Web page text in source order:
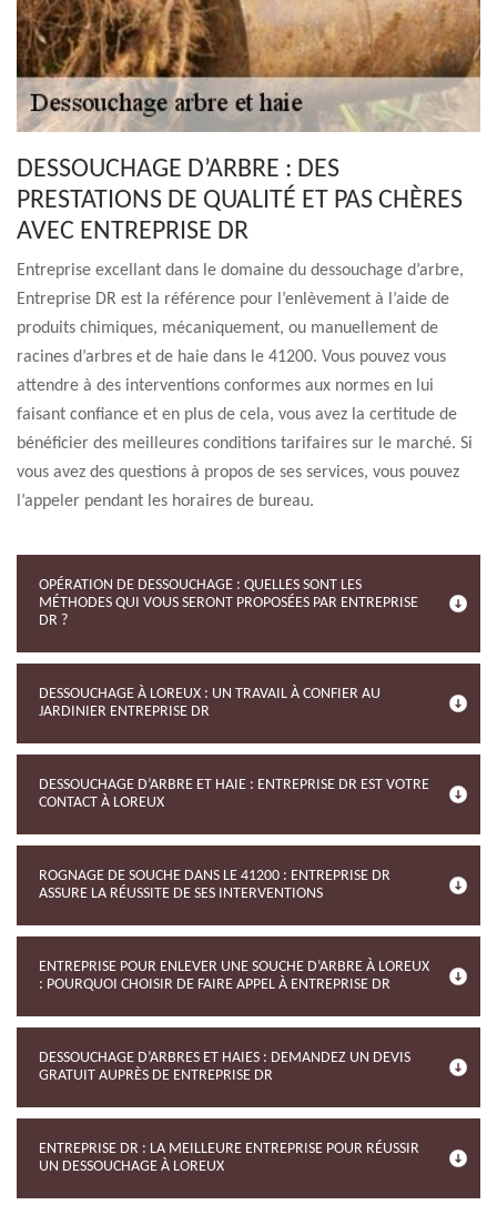
DESSOUCHAGE D’ARBRE : DES
PRESTATIONS DE QUALITÉ ET PAS CHÈRES
AVEC ENTREPRISE DR
Entreprise excellant dans le domaine du dessouchage d’arbre,
Entreprise DR est la référence pour l’enlèvement à l’aide de
produits chimiques, mécaniquement, ou manuellement de
racines d’arbres et de haie dans le 41200. Vous pouvez vous
attendre à des interventions conformes aux normes en lui
faisant confiance et en plus de cela, vous avez la certitude de
bénéficier des meilleures conditions tarifaires sur le marché. Si
vous avez des questions à propos de ses services, vous pouvez
l’appeler pendant les horaires de bureau.
OPÉRATION DE DESSOUCHAGE : QUELLES SONT LES
MÉTHODES QUI VOUS SERONT PROPOSÉES PAR ENTREPRISE
DR ?
DESSOUCHAGE À LOREUX : UN TRAVAIL À CONFIER AU
JARDINIER ENTREPRISE DR
DESSOUCHAGE D’ARBRE ET HAIE : ENTREPRISE DR EST VOTRE
CONTACT À LOREUX
ROGNAGE DE SOUCHE DANS LE 41200 : ENTREPRISE DR
ASSURE LA RÉUSSITE DE SES INTERVENTIONS
ENTREPRISE POUR ENLEVER UNE SOUCHE D’ARBRE À LOREUX
: POURQUOI CHOISIR DE FAIRE APPEL À ENTREPRISE DR
DESSOUCHAGE D’ARBRES ET HAIES : DEMANDEZ UN DEVIS
GRATUIT AUPRÈS DE ENTREPRISE DR
ENTREPRISE DR : LA MEILLEURE ENTREPRISE POUR RÉUSSIR
UN DESSOUCHAGE À LOREUX